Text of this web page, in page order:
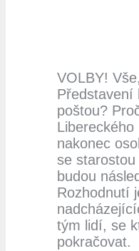
VOLBY!
Představení
poštou?
nakonec
se
budou
Rozhodnutí
tým lidí, se
pokračovat.